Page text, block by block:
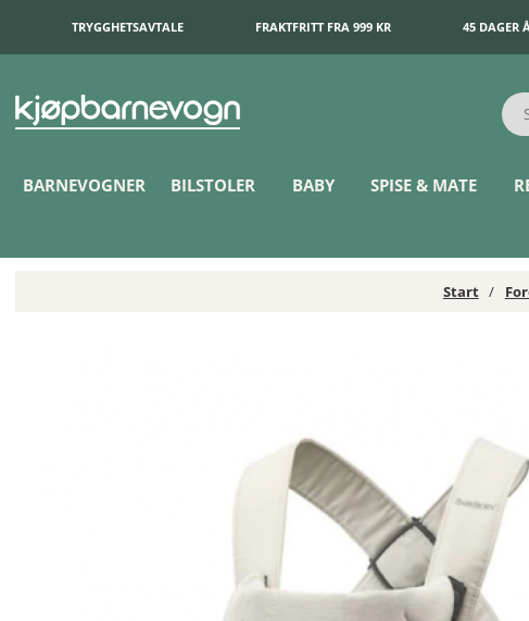
TRYGGHETSAVTALE FRAKTFRITT FRA 999 KR 45 DAGER
BARNEVOGNER BILSTOLER BABY SPISE & MATE
Start